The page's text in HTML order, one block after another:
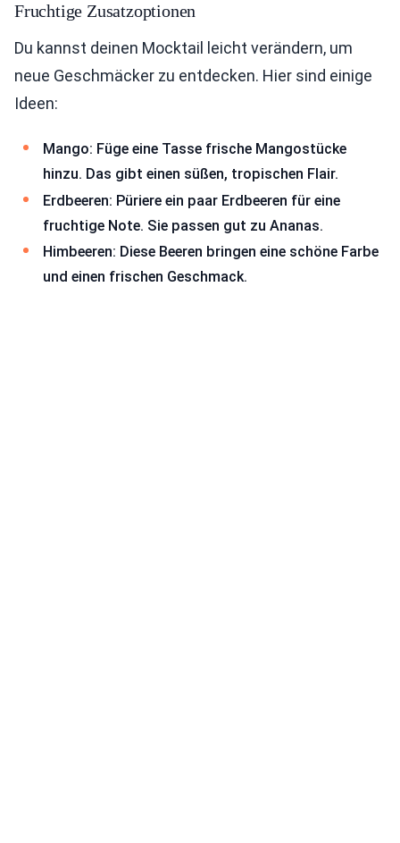
Fruchtige Zusatzoptionen
Du kannst deinen Mocktail leicht verändern, um
neue Geschmäcker zu entdecken. Hier sind einige
Ideen:
Mango: Füge eine Tasse frische Mangostücke
hinzu. Das gibt einen süßen, tropischen Flair.
Erdbeeren: Püriere ein paar Erdbeeren für eine
fruchtige Note. Sie passen gut zu Ananas.
Himbeeren: Diese Beeren bringen eine schöne Farbe
und einen frischen Geschmack.